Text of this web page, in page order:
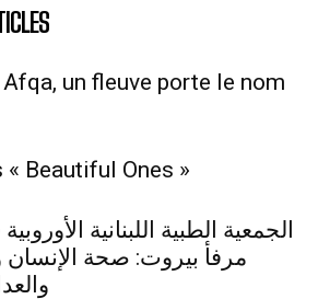
un fleuve porte le nom
Beautiful Ones »
الجمعية الطبية اللبنانية
مرفأ بيروت: صحة الإنسان